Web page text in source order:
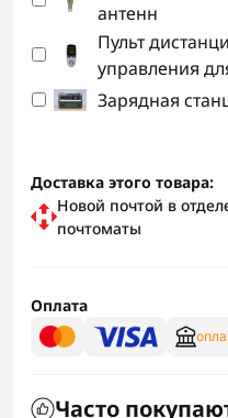
антенн
Пульт
управления
Зарядная
Доставка этого товара:
Новой почтой в
почтоматы
Оплата
Часто